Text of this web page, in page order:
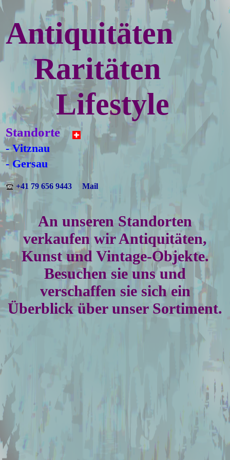
Antiquitäten
Raritäten
Lifestyle
Standorte
- Vitznau
- Gersau
+41 79 656 9443 Mail
An unseren Standorten
verkaufen wir Antiquitäten,
Kunst und Vintage-Objekte.
Besuchen sie uns und
verschaffen sie sich ein
Überblick über unser Sortiment.